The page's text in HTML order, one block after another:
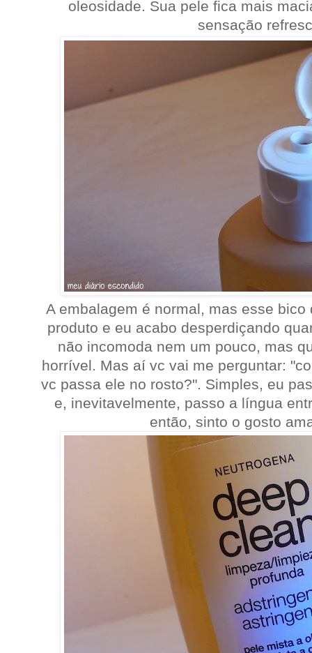
oleosidade. Sua pele fica mais
sensação
A embalagem é normal, mas esse
produto e eu acabo desperdiçando
não incomoda nem um pouco, mas
horrível. Mas aí vc vai me perguntar:
vc passa ele no rosto?". Simples, eu
e, inevitavelmente, passo a língua
então, sinto o gosto